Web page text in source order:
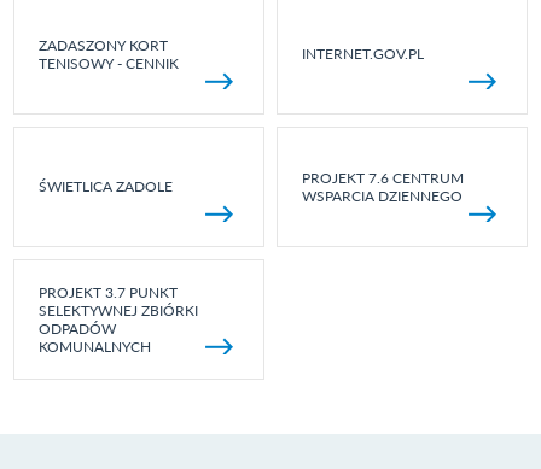
ZADASZONY KORT
TENISOWY - CENNIK
INTERNET.GOV.PL
ŚWIETLICA ZADOLE
PROJEKT 7.6 CENTRUM
WSPARCIA DZIENNEGO
PROJEKT 3.7 PUNKT
SELEKTYWNEJ ZBIÓRKI
ODPADÓW
KOMUNALNYCH